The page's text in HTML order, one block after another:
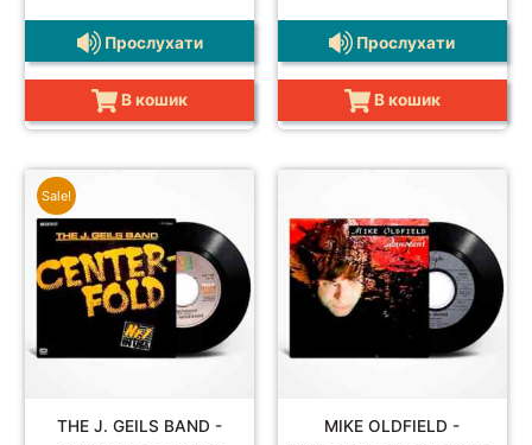
Прослухати
В кошик
Прослухати
В кошик
Sale!
THE J. GEILS BAND -
MIKE OLDFIELD -